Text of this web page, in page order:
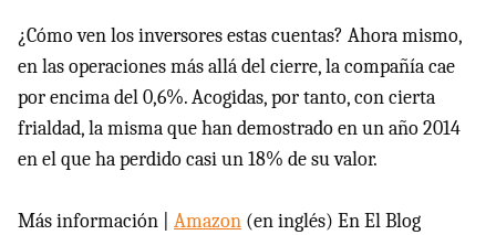
¿Cómo ven los inversores estas cuentas? Ahora mismo,
en las operaciones más allá del cierre, la compañía cae
por encima del 0,6%. Acogidas, por tanto, con cierta
frialdad, la misma que han demostrado en un año 2014
en el que ha perdido casi un 18% de su valor.
Más información | Amazon (en inglés) En El Blog